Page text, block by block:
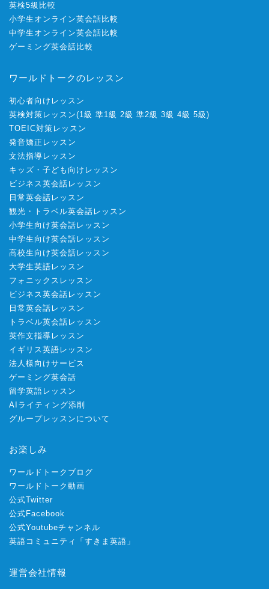
英検5級比較
小学生オンライン英会話比較
中学生オンライン英会話比較
ゲーミング英会話比較
ワールドトークのレッスン
初心者向けレッスン
英検対策レッスン(1級 準1級 2級 準2級 3級 4級 5級 )
TOEIC対策レッスン
発音矯正レッスン
文法指導レッスン
キッズ・子ども向けレッスン
ビジネス英会話レッスン
日常英会話レッスン
観光・トラベル英会話レッスン
小学生向け英会話レッスン
中学生向け英会話レッスン
高校生向け英会話レッスン
大学生英語レッスン
フォニックスレッスン
ビジネス英会話レッスン
日常英会話レッスン
トラベル英会話レッスン
英作文指導レッスン
イギリス英語レッスン
法人様向けサービス
ゲーミング英会話
留学英語レッスン
AIライティング添削
グループレッスンについて
お楽しみ
ワールドトークブログ
ワールドトーク動画
公式Twitter
公式Facebook
公式Youtubeチャンネル
英語コミュニティ「すきま英語」
運営会社情報